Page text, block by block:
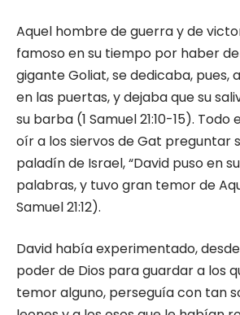
Aquel hombre de guerra y de
famoso en su tiempo por haber
gigante Goliat, se dedicaba, pues,
en las puertas, y dejaba que su
su barba (1 Samuel 21:10-15).
oír a los siervos de Gat preguntar
paladín de Israel, “David puso en
palabras, y tuvo gran temor de
Samuel 21:12).
David había experimentado,
poder de Dios para guardar a los
temor alguno, perseguía con tan